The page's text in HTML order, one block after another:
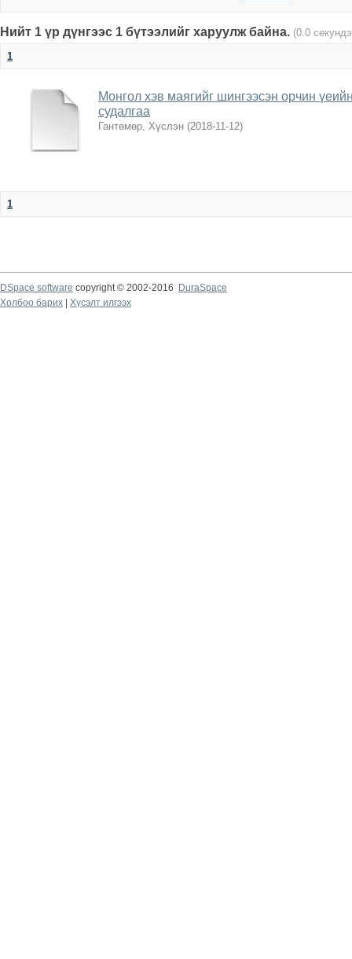
Нийт 1 үр дүнгээс 1 бүтээлийг харуулж байна. (0.0
1
Монгол хэв маягийг шингээсэн орчин
судалгаа
Гантөмөр, Хүслэн (2018-11-12)
1
DSpace software copyright © 2002-2016
DuraSpace
Холбоо барих
Хүсэлт илгээх